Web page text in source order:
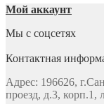
Мой аккаунт
Мы с соцсетях
Контактная
Адрес: 196626,
проезд, д.3, корп.1,